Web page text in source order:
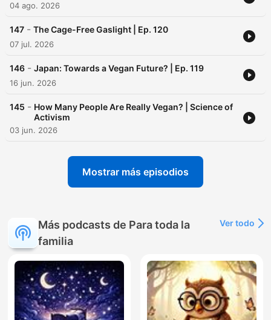
04 ago. 2026
147 - The Cage-Free Gaslight | Ep. 120
07 jul. 2026
146 - Japan: Towards a Vegan Future? | Ep. 119
16 jun. 2026
145 - How Many People Are Really Vegan? | Science of
Activism
03 jun. 2026
Mostrar más episodios
Más podcasts de Para toda la
familia
Ver todo